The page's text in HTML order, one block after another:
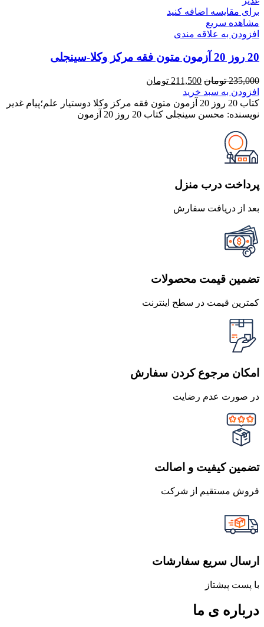
برای مقایسه اضافه کنید
مشاهده سریع
افزودن به علاقه مندی
20 روز 20 آزمون متون فقه مرکز وکلا-سینجلی
235,000 تومان قیمت
اصلی
235,000 تومان
بود.
211,500 تومان
211,500 تومان
است.
افزودن به سبد خرید
کتاب 20 روز 20 آزمون متون فقه مرکز وکلا دوستیار علم؛پیام غدیر
نویسنده: محسن سینجلی کتاب 20 روز 20 آزمون
پرداخت درب منزل
بعد از دریافت سفارش
تضمین قیمت محصولات
کمترین قیمت در سطح اینترنت
امکان مرجوع کردن سفارش
در صورت عدم رضایت
تضمین کیفیت و اصالت
فروش مستقیم از شرکت
ارسال سریع سفارشات
با پست پیشتاز
درباره ی ما